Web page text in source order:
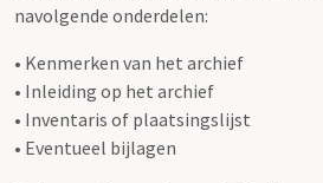
navolgende onderdelen:
• Kenmerken van het archief
• Inleiding op het archief
• Inventaris of plaatsingslijst
• Eventueel bijlagen